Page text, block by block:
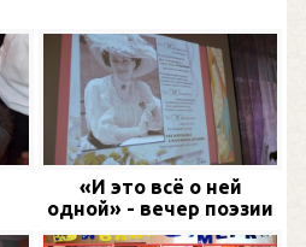
«И это всё о ней
одной» - вечер поэзии